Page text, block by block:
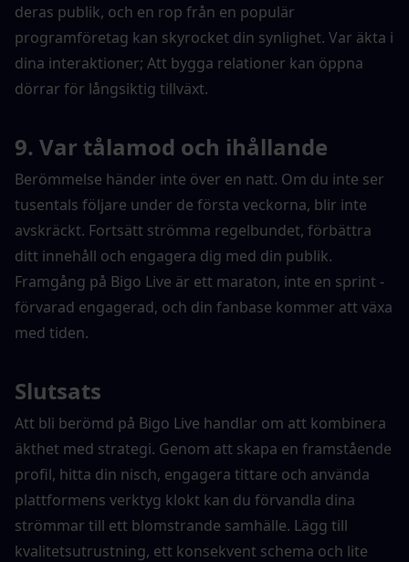
deras publik, och en rop från en populär
programföretag kan skyrocket din synlighet. Var äkta i
dina interaktioner; Att bygga relationer kan öppna
dörrar för långsiktig tillväxt.
9. Var tålamod och ihållande
Berömmelse händer inte över en natt. Om du inte ser
tusentals följare under de första veckorna, blir inte
avskräckt. Fortsätt strömma regelbundet, förbättra
ditt innehåll och engagera dig med din publik.
Framgång på Bigo Live är ett maraton, inte en sprint -
förvarad engagerad, och din fanbase kommer att växa
med tiden.
Slutsats
Att bli berömd på Bigo Live handlar om att kombinera
äkthet med strategi. Genom att skapa en framstående
profil, hitta din nisch, engagera tittare och använda
plattformens verktyg klokt kan du förvandla dina
strömmar till ett blomstrande samhälle. Lägg till
kvalitetsutrustning, ett konsekvent schema och lite